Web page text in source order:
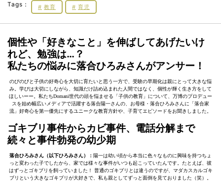
Tags： 教育 育児
個性や「好きなこと」を伸ばしてあげたいけ
れど、勉強は…？
私たちの悩みに落合ひろみさんがアンサー！
のびのびと子供の好奇心を大切に育たいと思う一方で、受験の早期化は親にとって大きな悩
み。学びは大切にしながら、知識だけ詰め込まれた人間ではなく、個性が輝く生き方をして
ほしいーー。私たちDomani世代の頭を悩ませる「子供の教育」について、万博のプロデュー
スを始め幅広いメディアで活躍する落合陽一さんの、お母様・落合ひろみさんに「落合家
流」好奇心を第一優先にするユニークな教育方針や、子育てエピソードをお聞きしました。
ゴキブリ事件からカビ事件、電話分解まで
続々と事件勃発の幼少期
落合ひろみさん（以下ひろみさん）： 陽一は幼い頃から本当に色々なものに興味を持つちょ
っと変わった子でしたから、家では様々な事件がいつも起こっていたんです。たとえば、彼
はずっとゴキブリを飼っていました！ 普通のゴキブリとは違うのですが、マダカスカルゴキ
ブリという大きなゴキブリが大好きで、私も親としてずっと面倒を見ておりました（笑）。